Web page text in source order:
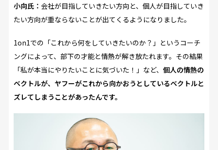
小向氏： 会社が目指していきたい方向と、個人が目指していき
たい方向が重ならないことが出てくるようになりました。
1on1での「これから何をしていきたいのか？」というコーチ
ングによって、部下の才能と情熱が解き放たれます。その結果
「私が本当にやりたいことに気づいた！」など、 個人の情熱の
ベクトルが、ヤフーがこれから向かおうとしているベクトルと
ズレてしまうことがあったんです。